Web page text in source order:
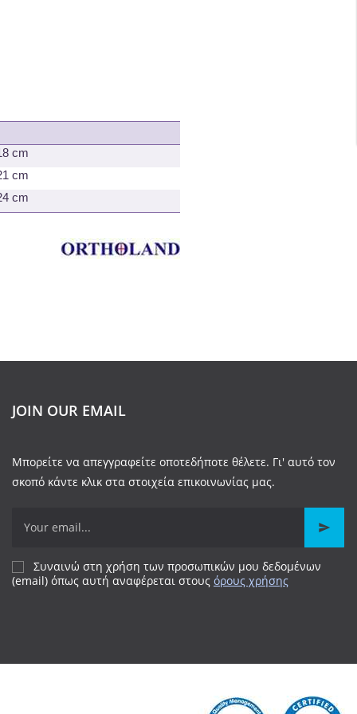
cm
cm
cm
JOIN OUR EMAIL
Μπορείτε να απεγγραφείτε οποτεδήποτε θέλετε. Γι' αυτό τον
σκοπό κάντε κλικ στα στοιχεία επικοινωνίας μας.
Συναινώ στη χρήση των προσωπικών μου δεδομένων
(email) όπως αυτή αναφέρεται στους όρους χρήσης